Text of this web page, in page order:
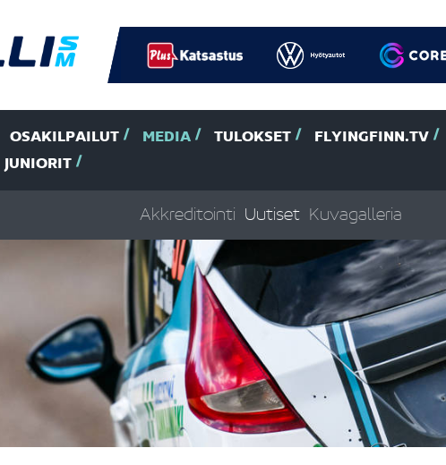
OSAKILPAILUT MEDIA TULOKSET FLYINGFINN.TV
JUNIORIT
Akkreditointi Uutiset Kuvagalleria